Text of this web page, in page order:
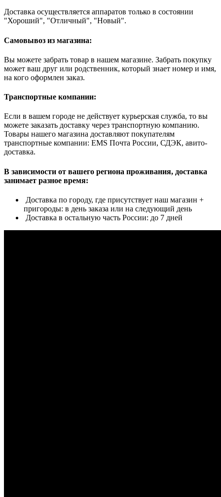
Доставка осуществляется аппаратов только в состоянии
"Хороший", "Отличный", "Новый".
Самовывоз из магазина:
Вы можете забрать товар в нашем магазине. Забрать покупку
может ваш друг или родственник, который знает номер и имя,
на кого оформлен заказ.
Транспортные компании:
Если в вашем городе не действует курьерская служба, то вы
можете заказать доставку через транспортную компанию.
Товары нашего магазина доставляют покупателям
транспортные компании: EMS Почта России, СДЭК, авито-
доставка.
В зависимости от вашего региона проживания, доставка
занимает разное время:
Доставка по городу, где присутствует наш магазин +
пригороды: в день заказа или на следующий день
Доставка в остальную часть России: до 7 дней